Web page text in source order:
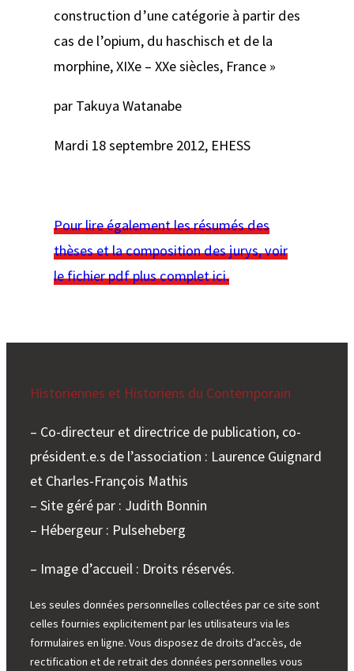
construction d’une catégorie à partir des
cas de l’opium, du haschisch et de la
morphine, XIXe – XXe siècles, France »
par Takuya Watanabe
Mardi 18 septembre 2012, EHESS
Pour lire également les résumés des
thèses et la composition des jurys, voir
le fichier pdf plus complet ici.
Historiennes et Historiens du Contemporain
– Co-directeur et directrice de publication, co-
président.e.s de l’association : Laurence Guignard
et Charles-François Mathis
– Site géré par : Judith Bonnin
– Hébergeur : Pulseheberg
– Image d’accueil : Droits réservés.
Les seules données personnelles collectées par ce site sont
celles fournies explicitement par les utilisateurs via les
formulaires en ligne. Vous disposez de droits d’accès, de
rectification et de retrait des données personnelles vous